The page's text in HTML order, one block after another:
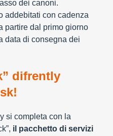
dei canoni.
addebitati con cadenza
partire dal primo giorno
data di consegna dei
difrently
si completa con la
il pacchetto di servizi